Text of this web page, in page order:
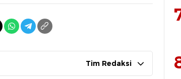
Tim Redaksi